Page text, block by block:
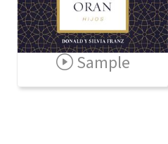
Sample